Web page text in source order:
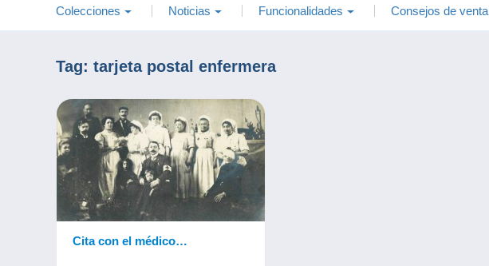
Colecciones Noticias Funcionalidades Consejos de venta
Tag: tarjeta postal enfermera
Cita con el médico…